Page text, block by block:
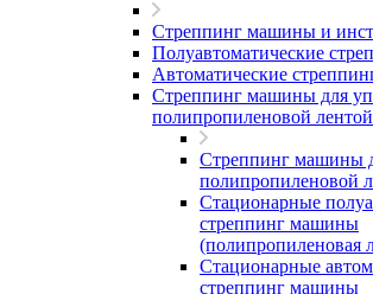
Стреппинг машины и
Полуавтоматические
Автоматические
Стреппинг машины для
полипропиленовой лентой
Стреппинг машины
полипропиленовой
Стационарные
стреппинг машины
(полипропиленовая
Стационарные
стреппинг машины